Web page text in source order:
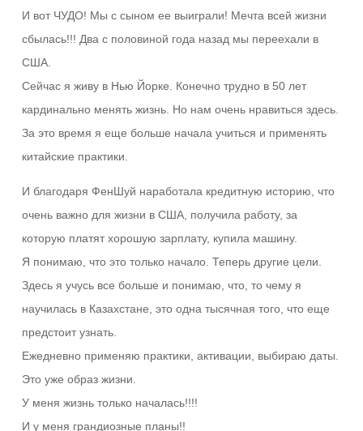
И вот ЧУДО! Мы с сыном ее выиграли! Мечта всей жизни
сбылась!!! Два с половиной года назад мы переехали в
США.
Сейчас я живу в Нью Йорке. Конечно трудно в 50 лет
кардинально менять жизнь. Но нам очень нравиться здесь.
За это время я еще больше начала учиться и применять
китайские практики.
И благодаря ФенШуй наработала кредитную историю, что
очень важно для жизни в США, получила работу, за
которую платят хорошую зарплату, купила машину.
Я понимаю, что это только начало. Теперь другие цели.
Здесь я учусь все больше и понимаю, что, то чему я
научилась в Казахстане, это одна тысячная того, что еще
предстоит узнать.
Ежедневно применяю практики, активации, выбираю даты.
Это уже образ жизни.
У меня жизнь только началась!!!!
И у меня грандиозные планы!!